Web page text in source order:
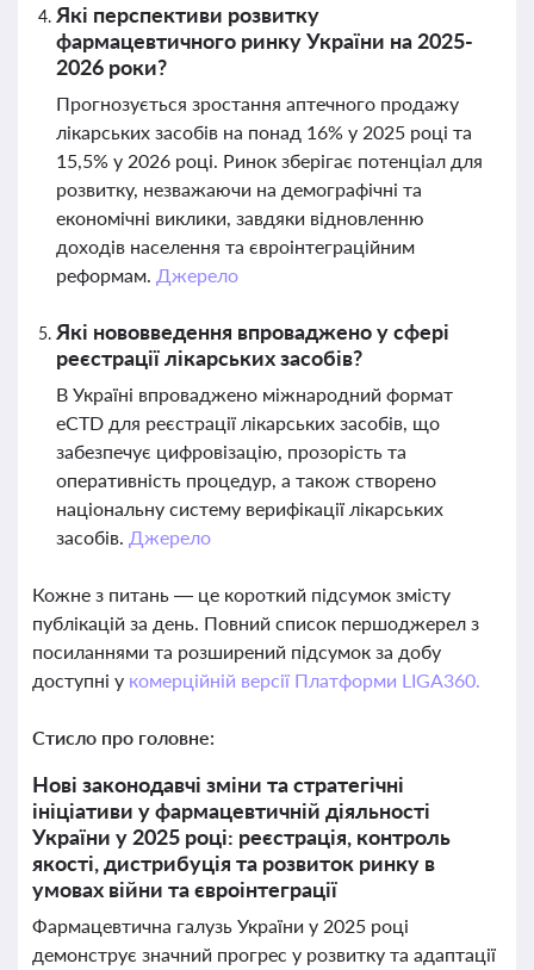
Які перспективи розвитку
фармацевтичного ринку України на 2025-
2026 роки?
Прогнозується зростання аптечного продажу
лікарських засобів на понад 16% у 2025 році та
15,5% у 2026 році. Ринок зберігає потенціал для
розвитку, незважаючи на демографічні та
економічні виклики, завдяки відновленню
доходів населення та євроінтеграційним
реформам. Джерело
Які нововведення впроваджено у сфері
реєстрації лікарських засобів?
В Україні впроваджено міжнародний формат
eCTD для реєстрації лікарських засобів, що
забезпечує цифровізацію, прозорість та
оперативність процедур, а також створено
національну систему верифікації лікарських
засобів. Джерело
Кожне з питань — це короткий підсумок змісту
публікацій за день. Повний список першоджерел з
посиланнями та розширений підсумок за добу
доступні у комерційній версії Платформи LIGA360.
Стисло про головне:
Нові законодавчі зміни та стратегічні
ініціативи у фармацевтичній діяльності
України у 2025 році: реєстрація, контроль
якості, дистрибуція та розвиток ринку в
умовах війни та євроінтеграції
Фармацевтична галузь України у 2025 році
демонструє значний прогрес у розвитку та адаптації